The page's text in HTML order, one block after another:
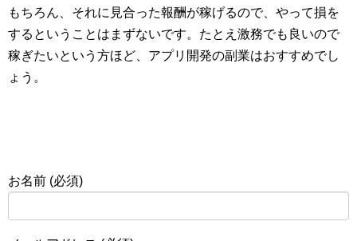
もちろん、それに見合った報酬が稼げるので、やって損を
するということはまずないです。たとえ激務でも良いので
稼ぎたいという方ほど、アプリ開発の副業はおすすめでし
ょう。
お名前 (必須)